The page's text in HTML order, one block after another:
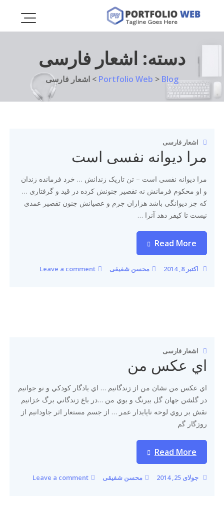
content
دسته: اشعار فارسی
Portfolio Web > Blog
> اشعار فارسی
اشعار فارسی
مرا دیوانه نفسی است
مرا دیوانه نفسی است – تن تاریک زندانش … خرد فرمانده زندان
و او محکوم فرمانش نه تقصیر جنونش کرده در قید و گرفتاری …
که جز دیوانگی باشد هزاران جرم و عصیانش جنون تقصیر عمدی
نیست تا کیفر دهد آنرا …
Read More
اکتبر 8, 2014 محسن شفیقی Leave a comment
اشعار فارسی
اي عكس من
اي عكس من نشان من از زندگانيم … اي يادگار كودكي و نو جوانيم
در گلشن جهان گل بيرنگ و بوي من …در باغ زندگاني برگ خزانيم
نقش بر روي لوحه ناپايدار عمر … از جسم مستعار اثر جاودانيم از
روزگار گم
Read More
جولای 25, 2014 محسن شفیقی Leave a comment